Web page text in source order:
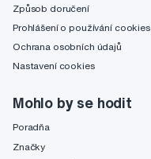
Způsob doručení
Prohlášení o používání cookies
Ochrana osobních údajů
Nastavení cookies
Mohlo by se hodit
Poradňa
Značky